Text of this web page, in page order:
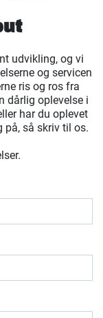
udvikling, og vi
og servicen
ris og ros fra
dårlig oplevelse i
har du oplevet
på, så skriv til os.